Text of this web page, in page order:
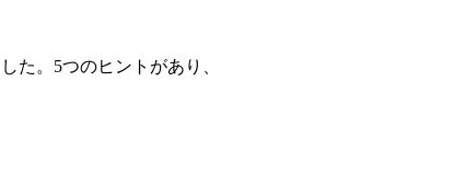
た。5つのヒントがあり、